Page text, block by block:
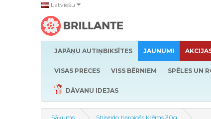
Latviešu
JAPĀŅU AUTIŅBIKSĪTES JAUNUMI
VISAS PRECES VISS BĒRNIEM SPĒLES UN
DĀVANU IDEJAS
Sākums Shiseido barojošs krēms 30g